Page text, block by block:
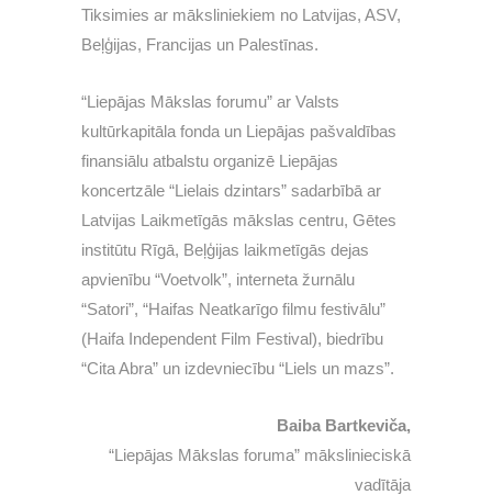
Tiksimies ar māksliniekiem no Latvijas, ASV,
Beļģijas, Francijas un Palestīnas.
“Liepājas Mākslas forumu” ar Valsts
kultūrkapitāla fonda un Liepājas pašvaldības
finansiālu atbalstu organizē Liepājas
koncertzāle “Lielais dzintars” sadarbībā ar
Latvijas Laikmetīgās mākslas centru, Gētes
institūtu Rīgā, Beļģijas laikmetīgās dejas
apvienību “Voetvolk”, interneta žurnālu
“Satori”, “Haifas Neatkarīgo filmu festivālu”
(Haifa Independent Film Festival), biedrību
“Cita Abra” un izdevniecību “Liels un mazs”.
Baiba Bartkeviča,
“Liepājas Mākslas foruma” mākslinieciskā
vadītāja